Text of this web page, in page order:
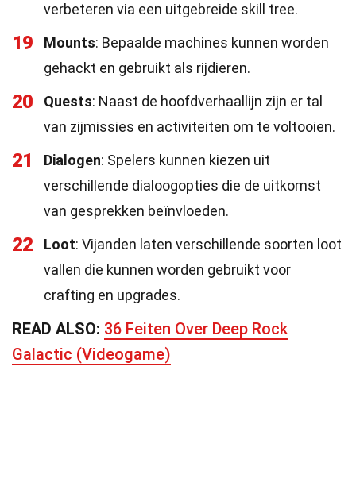
verbeteren via een uitgebreide skill tree.
19 Mounts: Bepaalde machines kunnen worden
gehackt en gebruikt als rijdieren.
20 Quests: Naast de hoofdverhaallijn zijn er tal
van zijmissies en activiteiten om te voltooien.
21 Dialogen: Spelers kunnen kiezen uit
verschillende dialoogopties die de uitkomst
van gesprekken beïnvloeden.
22 Loot: Vijanden laten verschillende soorten loot
vallen die kunnen worden gebruikt voor
crafting en upgrades.
READ ALSO: 36 Feiten Over Deep Rock
Galactic (Videogame)